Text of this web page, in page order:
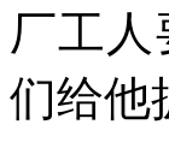
厂工
们给他